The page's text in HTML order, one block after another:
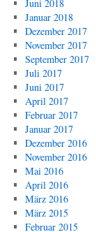
Juni 2018
Januar 2018
Dezember 2017
November 2017
September 2017
Juli 2017
Juni 2017
April 2017
Februar 2017
Januar 2017
Dezember 2016
November 2016
Mai 2016
April 2016
März 2016
März 2015
Februar 2015